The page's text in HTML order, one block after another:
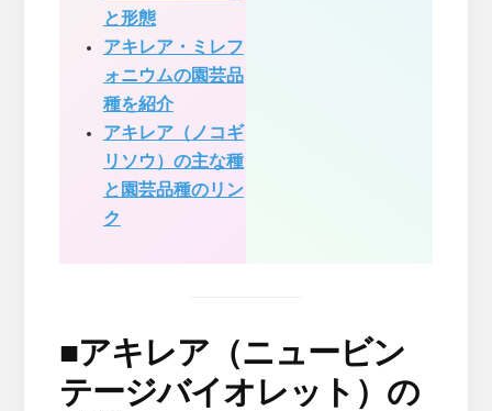
と形態
アキレア・ミレフ
ォニウムの園芸品
種を紹介
アキレア（ノコギ
リソウ）の主な種
と園芸品種のリン
ク
■アキレア（ニュービン
テージバイオレット）の